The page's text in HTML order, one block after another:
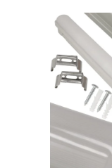
hvězdiček.